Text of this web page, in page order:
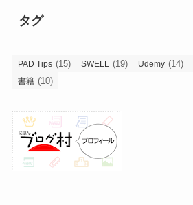
ー
タグ
PAD Tips (15) SWELL (19) Udemy (14)
書籍 (10)